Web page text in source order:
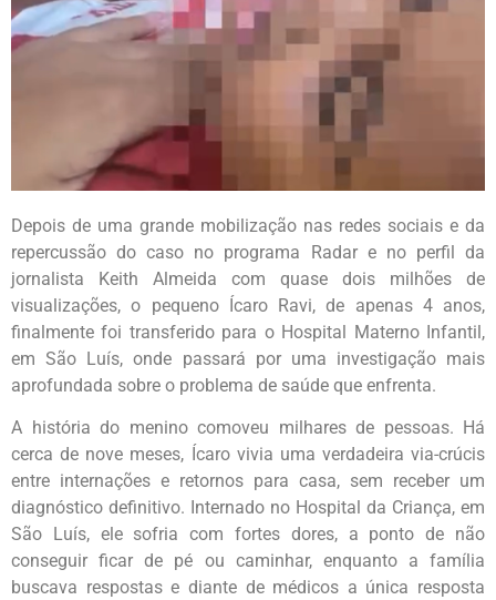
Depois de uma grande mobilização nas redes sociais e da
repercussão do caso no programa Radar e no perfil da
jornalista Keith Almeida com quase dois milhões de
visualizações, o pequeno Ícaro Ravi, de apenas 4 anos,
finalmente foi transferido para o Hospital Materno Infantil,
em São Luís, onde passará por uma investigação mais
aprofundada sobre o problema de saúde que enfrenta.
A história do menino comoveu milhares de pessoas. Há
cerca de nove meses, Ícaro vivia uma verdadeira via-crúcis
entre internações e retornos para casa, sem receber um
diagnóstico definitivo. Internado no Hospital da Criança, em
São Luís, ele sofria com fortes dores, a ponto de não
conseguir ficar de pé ou caminhar, enquanto a família
buscava respostas e diante de médicos a única resposta